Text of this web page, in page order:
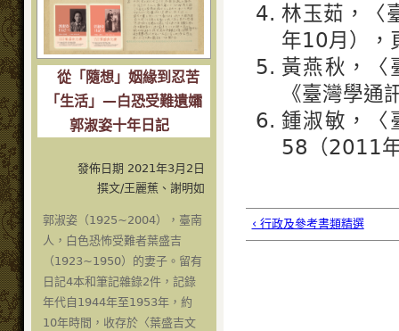
從「隨想」姻緣到忍苦
「生活」—白恐受難遺孀
郭淑姿十年日記
發佈日期 2021年3月2日
撰文/王麗蕉、謝明如
郭淑姿（1925~2004），臺南
人，白色恐怖受難者葉盛吉
（1923~1950）的妻子。留有
日記4本和筆記雜錄2件，記錄
年代自1944年至1953年，約
10年時間，收存於〈葉盛吉文
林玉茹，〈
年10月），
黃燕秋，〈
《臺灣學
鍾淑敏，〈
58（2011
‹ 行政及參考書類精選